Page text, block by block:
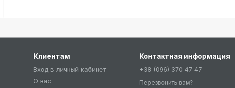
Клиентам
Вход в личный кабинет
О нас
Контактная информация
+38 (096) 370 47 47
Перезвонить вам?